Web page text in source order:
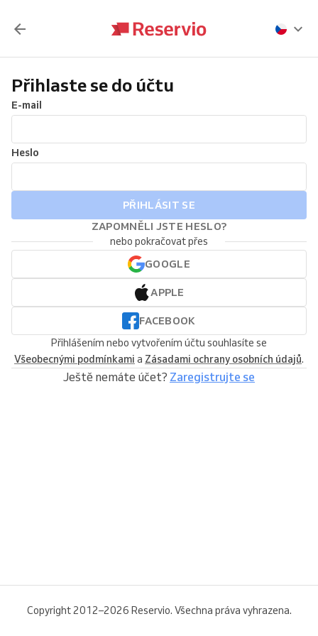
Přihlaste se do účtu
E-mail
Heslo
PŘIHLÁSIT SE
ZAPOMNĚLI JSTE HESLO?
nebo pokračovat přes
GOOGLE
APPLE
FACEBOOK
Přihlášením nebo vytvořením účtu souhlasíte se
Všeobecnými podmínkami a Zásadami ochrany osobních údajů.
Ještě nemáte účet? Zaregistrujte se
Copyright 2012–2026 Reservio. Všechna práva vyhrazena.